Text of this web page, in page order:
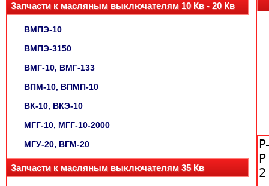
Запчасти к масляным выключателям 10 Кв - 20 Кв
ВМПЭ-10
ВМПЭ-3150
ВМГ-10, ВМГ-133
ВПМ-10, ВПМП-10
ВК-10, ВКЭ-10
МГГ-10, МГГ-10-2000
МГУ-20, ВГМ-20
Запчасти к масляным выключателям 35 Кв